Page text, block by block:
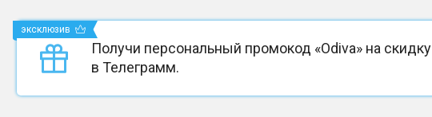
Получи персональный промокод «Odiva» на скидку
в Телеграмм.
эксклюзив